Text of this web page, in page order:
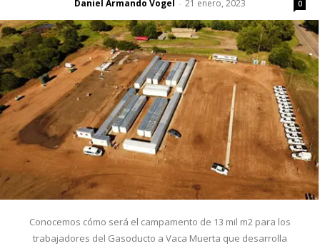
Daniel Armando Vogel - 21 enero, 2023 0
Conocemos cómo será el campamento de 13 mil m2 para los
trabajadores del Gasoducto a Vaca Muerta que desarrolla